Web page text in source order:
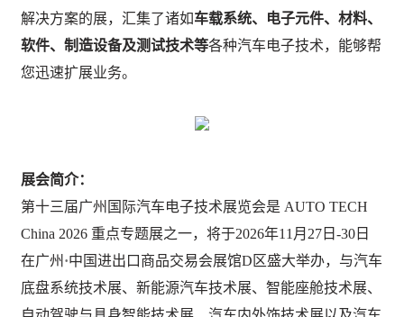
解决方案的展，汇集了诸如车载系统、电子元件、材料、
软件、制造设备及测试技术等各种汽车电子技术，能够帮
您迅速扩展业务。
展会简介：
第十三届广州国际汽车电子技术展览会是 AUTO TECH
China 2026 重点专题展之一，将于2026年11月27日-30日
在广州 ·中国进出口商品交易会展馆D区盛大举办，与汽车
底盘系统技术展、新能源汽车技术展、智能座舱技术展、